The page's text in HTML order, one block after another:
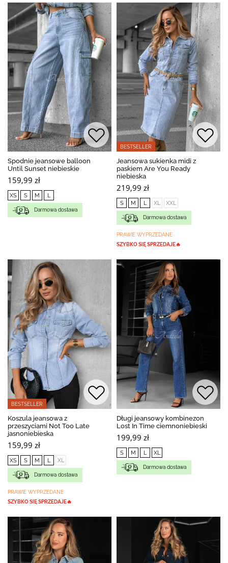
Spodnie jeansowe balloon
Until Sunset niebieskie
159,99 zł
XS S M L
Darmowa dostawa
BESTSELLER
Jeansowa sukienka midi z
paskiem Are You Ready
niebieska
219,99 zł
S M L XL XXL
Darmowa dostawa
PRAWIE WYPRZEDANE
SZYBKO SIĘ SPRZEDAJE🔥
BESTSELLER
Koszula jeansowa z
przeszyciami Not Too Late
jasnoniebieska
159,99 zł
XS S M L XL
Darmowa dostawa
PRAWIE WYPRZEDANE
SZYBKO SIĘ SPRZEDAJE🔥
Długi jeansowy kombinezon
Lost In Time ciemnoniebieski
199,99 zł
S M L XL
Darmowa dostawa